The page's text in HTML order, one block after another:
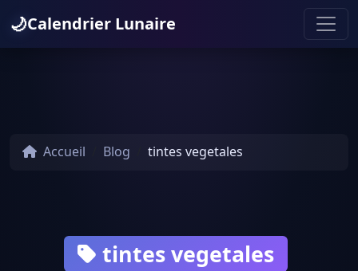
🌙Calendrier Lunaire
Accueil Blog tintes vegetales
tintes vegetales